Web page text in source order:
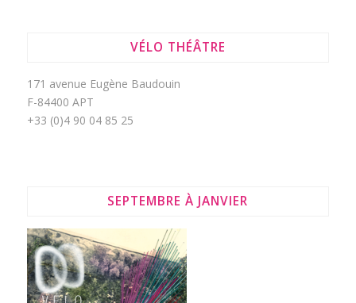
VÉLO THÉÂTRE
171 avenue Eugène Baudouin
F-84400 APT
+33 (0)4 90 04 85 25
SEPTEMBRE À JANVIER